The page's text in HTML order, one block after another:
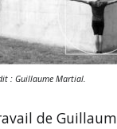
: Guillaume Martial.
de